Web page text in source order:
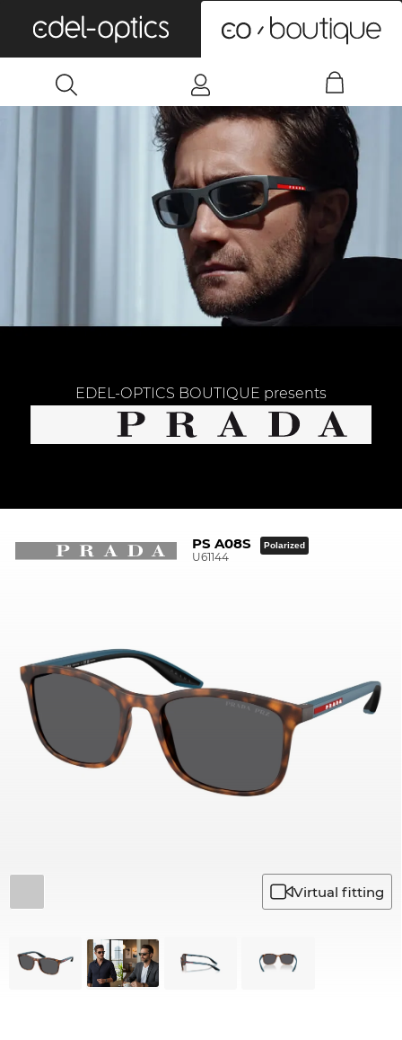
EDEL-OPTICS BOUTIQUE presents
PS A08S
U61144
Polarized
Virtual fitting